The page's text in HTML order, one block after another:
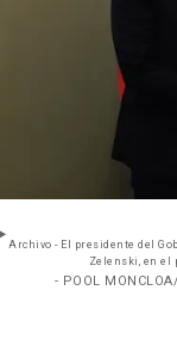
Archivo - El presidente del
Zelenski, en el
- POOL